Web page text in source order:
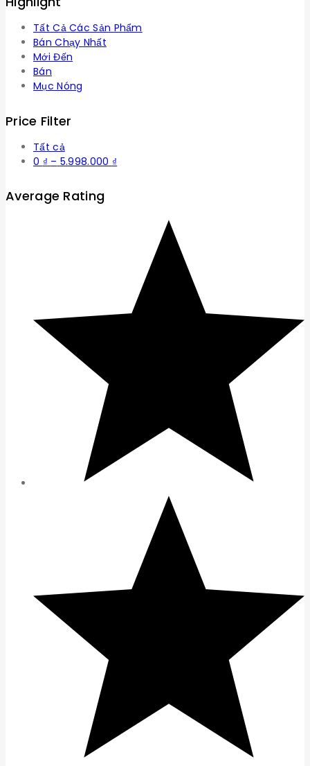
Tất Cả Các Sản Phẩm
Bán Chạy Nhất
Mới Đến
Bán
Mục Nóng
Price Filter
Tất cả
0 ₫ – 5.998.000 ₫
5.998.000 ₫
Average Rating